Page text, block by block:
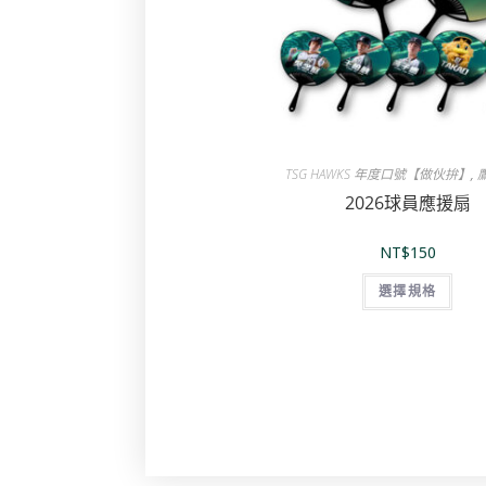
TSG HAWKS 年度口號【做伙拚】,
2026球員應援扇
NT$150
選擇規格